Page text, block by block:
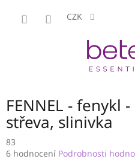
CZK
FENNEL - fenykl
střeva, slinivka
83
Průměrné
6 hodnocení Podrobnosti